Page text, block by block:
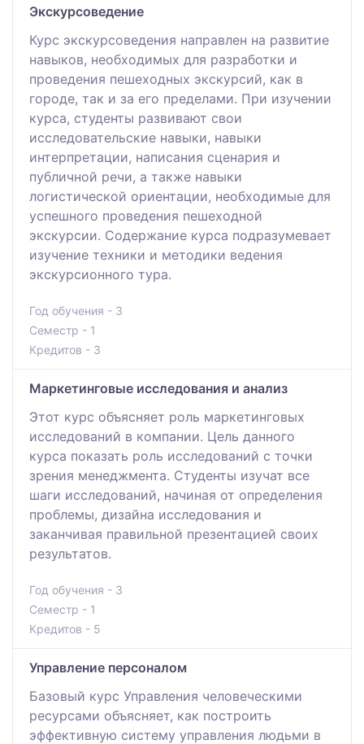
Экскурсоведение
Курс экскурсоведения направлен на развитие
навыков, необходимых для разработки и
проведения пешеходных экскурсий, как в
городе, так и за его пределами. При изучении
курса, студенты развивают свои
исследовательские навыки, навыки
интерпретации, написания сценария и
публичной речи, а также навыки
логистической ориентации, необходимые для
успешного проведения пешеходной
экскурсии. Содержание курса подразумевает
изучение техники и методики ведения
экскурсионного тура.
Год обучения - 3
Семестр - 1
Кредитов - 3
Маркетинговые исследования и анализ
Этот курс объясняет роль маркетинговых
исследований в компании. Цель данного
курса показать роль исследований с точки
зрения менеджмента. Студенты изучат все
шаги исследований, начиная от определения
проблемы, дизайна исследования и
заканчивая правильной презентацией своих
результатов.
Год обучения - 3
Семестр - 1
Кредитов - 5
Управление персоналом
Базовый курс Управления человеческими
ресурсами объясняет, как построить
эффективную систему управления людьми в